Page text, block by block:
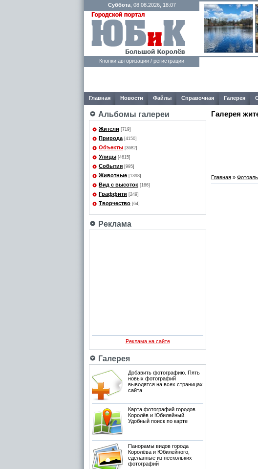
Суббота, 08.08.2026, 18:07
Кнопки авторизации / регистрации
Главная Новости Файлы Справочная Галерея
Альбомы галереи
Жители [719]
Природа [4150]
Объекты [3682]
Улицы [4615]
События [995]
Животные [1398]
Вид с высоток [166]
Граффити [249]
Творчество [64]
Реклама
Реклама на сайте
Галерея
Добавить фотографию. Пять
новых фотографий
выводятся на всех страницах
сайта
Карта фотографий городов
Королёв и Юбилейный.
Удобный поиск по карте
Панорамы видов города
Королёва и Юбилейного,
сделанные из нескольких
фотографий
Галерея
Главная »